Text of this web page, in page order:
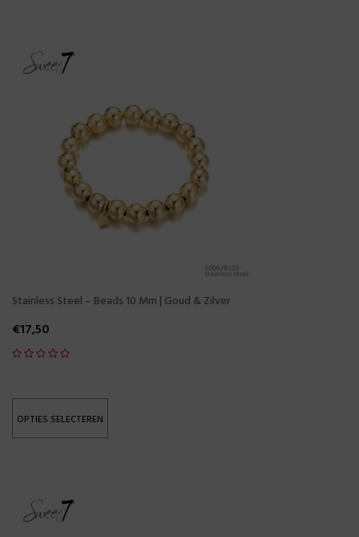
Stainless Steel – Beads 10 Mm | Goud & Zilver
€17,50
OPTIES SELECTEREN